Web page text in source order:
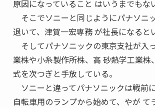
原因になっていること はいうまでもな
そこでソニーと同じようにパナソニ
退いて、津賀一宏専務 が社長になると
そしてパナソニックの東京支社が入
業株や小糸製作所株、高 砂熱学工業
式を次つぎと手放している。
ソニーと違ってパナソニックは戦前
自転車用のランプから始めて、やが て